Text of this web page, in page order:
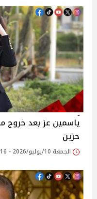
ياسمين عز بعد خروج
حزين
الجمعة 10/يوليو/2026 - 12:16 ص